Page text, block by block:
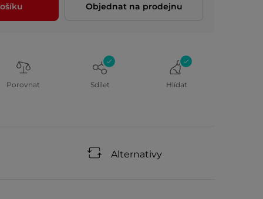
Objednat na prodejnu
Porovnat Sdílet Hlídat
Alternativy